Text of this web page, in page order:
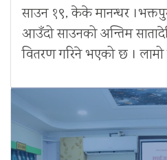
साउन १९, केके मानन्धर
आउँदो साउनको अन्तिम
वितरण गरिने भएको छ ।